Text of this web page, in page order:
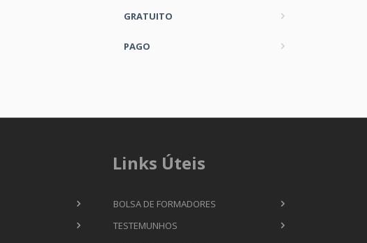
GRATUITO
PAGO
Links Úteis
BOLSA DE FORMADORES
TESTEMUNHOS